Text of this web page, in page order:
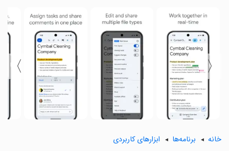
〈
〉
خانه برنامه‌ها ابزارهای کاربردی